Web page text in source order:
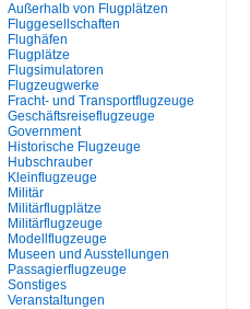
Außerhalb von Flugplätzen
Fluggesellschaften
Flughäfen
Flugplätze
Flugsimulatoren
Flugzeugwerke
Fracht- und Transportflugzeuge
Geschäftsreiseflugzeuge
Government
Historische Flugzeuge
Hubschrauber
Kleinflugzeuge
Militär
Militärflugplätze
Militärflugzeuge
Modellflugzeuge
Museen und Ausstellungen
Passagierflugzeuge
Sonstiges
Veranstaltungen